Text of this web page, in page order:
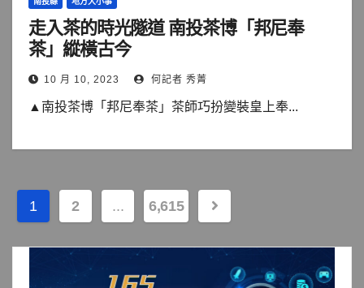
走入茶的時光隧道 南投茶博「邦尼奉
茶」縱橫古今
10 月 10, 2023 何記者 秀菁
▲南投茶博「邦尼奉茶」茶師巧扮變裝皇上奉...
文
章
1 2 ... 6,615